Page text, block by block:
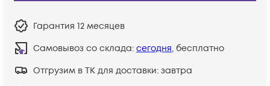
Гарантия 12 месяцев
Самовывоз со склада: сегодня, бесплатно
Отгрузим в ТК для доставки: завтра